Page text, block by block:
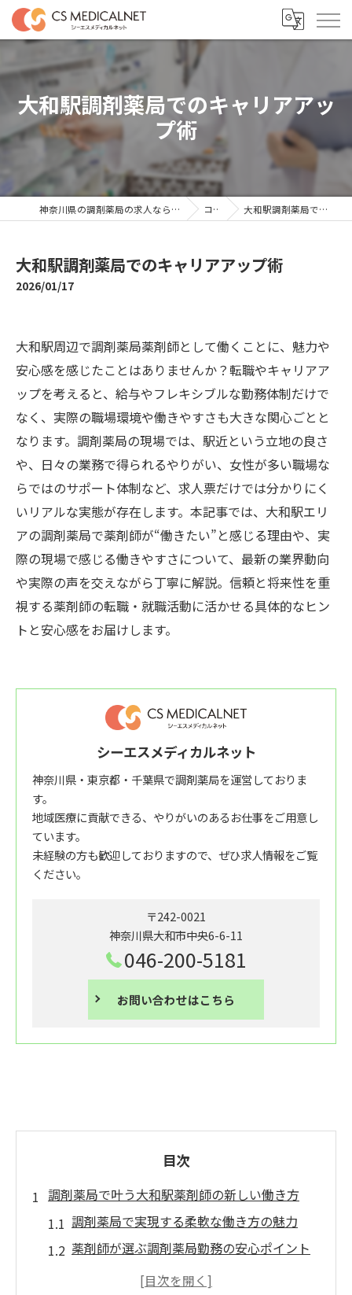
大和駅調剤薬局でのキャリアアッ
プ術
神奈川県の調剤薬局の求人ならシーエスメディカルネット コラム 大和駅調剤薬局でのキャリアアップ術
大和駅調剤薬局でのキャリアアップ術
2026/01/17
大和駅周辺で調剤薬局薬剤師として働くことに、魅力や
安心感を感じたことはありませんか？転職やキャリアア
ップを考えると、給与やフレキシブルな勤務体制だけで
なく、実際の職場環境や働きやすさも大きな関心ごとと
なります。調剤薬局の現場では、駅近という立地の良さ
や、日々の業務で得られるやりがい、女性が多い職場な
らではのサポート体制など、求人票だけでは分かりにく
いリアルな実態が存在します。本記事では、大和駅エリ
アの調剤薬局で薬剤師が“働きたい”と感じる理由や、実
際の現場で感じる働きやすさについて、最新の業界動向
や実際の声を交えながら丁寧に解説。信頼と将来性を重
視する薬剤師の転職・就職活動に活かせる具体的なヒン
トと安心感をお届けします。
シーエスメディカルネット
神奈川県・東京都・千葉県で調剤薬局を運営しておりま
す。
地域医療に貢献できる、やりがいのあるお仕事をご用意し
ています。
未経験の方も歓迎しておりますので、ぜひ求人情報をご覧
ください。
〒242-0021
神奈川県大和市中央6-6-11
046-200-5181
お問い合わせはこちら
目次
調剤薬局で叶う大和駅薬剤師の新しい働き方
調剤薬局で実現する柔軟な働き方の魅力
薬剤師が選ぶ調剤薬局勤務の安心ポイント
調剤薬局でキャリアを築く方法を紹介